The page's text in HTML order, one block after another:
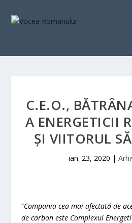
C.E.O.,
A ENERGETICII
ȘI VIITORUL
ian. 23, 2020 |
“Compania cea mai afectată de
de carbon este Complexul